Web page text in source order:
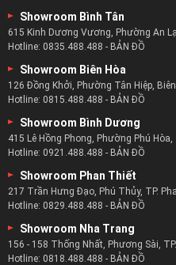
Showroom Bình Tân
615 Kinh Dương Vương, Phường An
Hotline: 0835.488.488 - BẢN ĐỒ
Showroom Biên Hòa
126 Đồng Khởi, Phường Tân Hiệp,
Hotline: 0815.488.488 - BẢN ĐỒ
Showroom Bình Dương
415 Lê Hồng Phong, Phường Phú
Hotline: 0921.488.488 - BẢN ĐỒ
Showroom Phan Thiết
217 Trần Hưng Đạo, Phú Thủy, TP.
Hotline: 0829.488.488 - BẢN ĐỒ
Showroom Nha Trang
156 - 158 Thống Nhất, Phương Sài,
Hotline: 0818.488.488 - BẢN ĐỒ